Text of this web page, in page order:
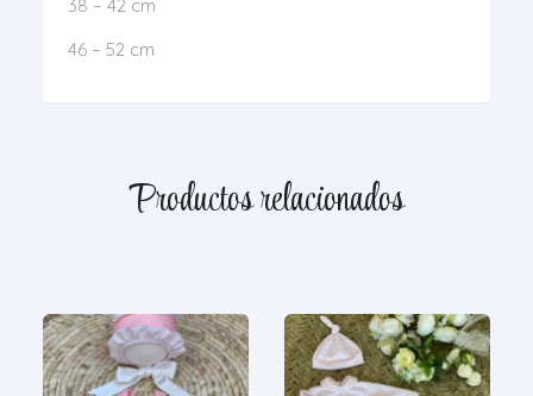
38 – 42 cm
46 – 52 cm
Productos relacionados